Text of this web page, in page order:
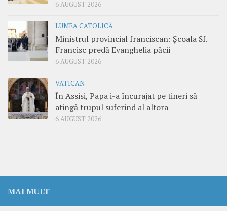
6 AUGUST 2026
LUMEA CATOLICĂ
Ministrul provincial franciscan: Școala Sf.
Francisc predă Evanghelia păcii
6 AUGUST 2026
VATICAN
În Assisi, Papa i-a încurajat pe tineri să
atingă trupul suferind al altora
6 AUGUST 2026
MAI MULT